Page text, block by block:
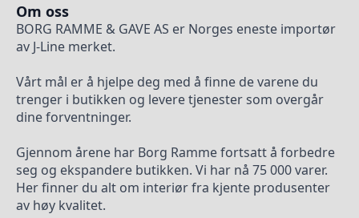
Om oss
BORG RAMME & GAVE AS er Norges eneste importør
av J-Line merket.
Vårt mål er å hjelpe deg med å finne de varene du
trenger i butikken og levere tjenester som overgår
dine forventninger.
Gjennom årene har Borg Ramme fortsatt å forbedre
seg og ekspandere butikken. Vi har nå 75 000 varer.
Her finner du alt om interiør fra kjente produsenter
av høy kvalitet.